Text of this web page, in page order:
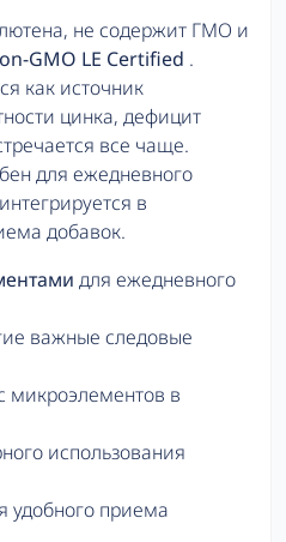
не содержит ГМО и
GMO LE Certified .
как источник
цинка, дефицит
все чаще.
для ежедневного
в
добавок.
для ежедневного
важные следовые
микроэлементов в
использования
удобного приема